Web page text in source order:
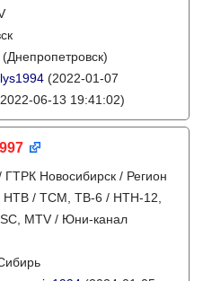
(2022-01-07
06-13 19:41:02)
Новосибирск / Регион
НТВ / ТСМ, ТВ-6 / НТН-12,
MTV / Юни-канал